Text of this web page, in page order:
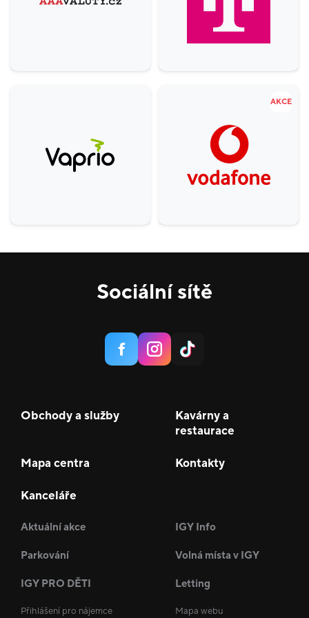
AKCE
Sociální sítě
Obchody a služby
Kavárny a
restaurace
Mapa centra Kontakty
Kanceláře
Aktuální akce IGY Info
Parkování Volná místa v IGY
IGY PRO DĚTI Letting
Přihlášení pro nájemce Mapa webu